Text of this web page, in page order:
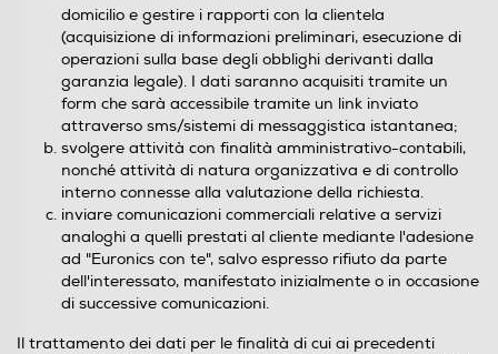
domicilio e gestire i rapporti con la clientela
(acquisizione di informazioni preliminari, esecuzione di
operazioni sulla base degli obblighi derivanti dalla
garanzia legale). I dati saranno acquisiti tramite un
form che sarà accessibile tramite un link inviato
attraverso sms/sistemi di messaggistica istantanea;
svolgere attività con finalità amministrativo-contabili,
nonché attività di natura organizzativa e di controllo
interno connesse alla valutazione della richiesta.
inviare comunicazioni commerciali relative a servizi
analoghi a quelli prestati al cliente mediante l'adesione
ad "Euronics con te", salvo espresso rifiuto da parte
dell'interessato, manifestato inizialmente o in occasione
di successive comunicazioni.
Il trattamento dei dati per le finalità di cui ai precedenti